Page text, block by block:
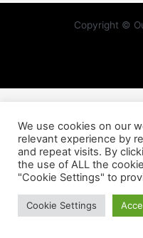
Copyright ©
We use cookies on our
relevant experience by
and repeat visits. By
the use of ALL the
"Cookie Settings" to
Cookie Settings